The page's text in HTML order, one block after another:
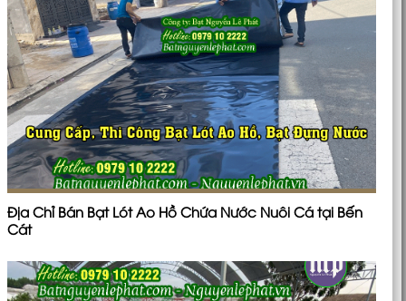
Địa Chỉ Bán Bạt Lót Ao Hồ Chứa Nước Nuôi Cá tại Bến
Cát